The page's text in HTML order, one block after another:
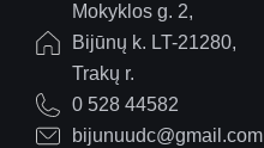
Mokyklos g. 2,
Bijūnų k. LT-21280,
Trakų r.
0 528 44582
bijunuudc@gmail.com